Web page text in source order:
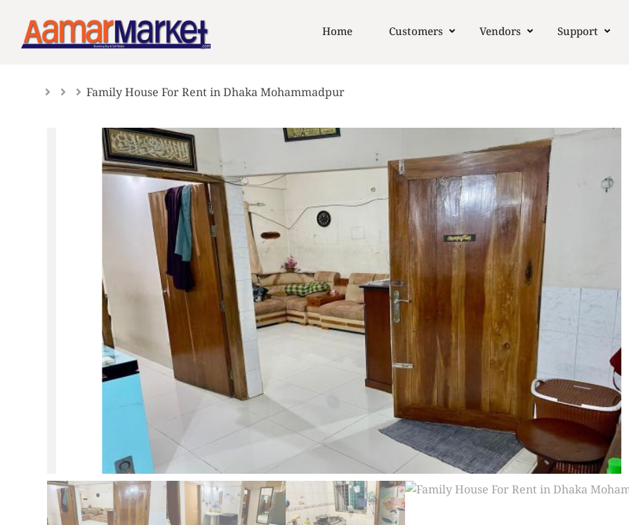
content
Home Customers Vendors Support
Family House For Rent in Dhaka Mohammadpur